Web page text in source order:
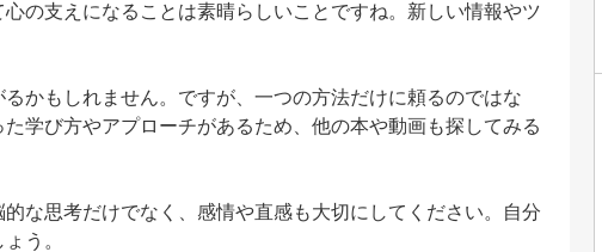
の支えになることは素晴らしいことですね。新しい情報やツ
かもしれません。ですが、一つの方法だけに頼るのではな
学び方やアプローチがあるため、他の本や動画も探してみる
な思考だけでなく、感情や直感も大切にしてください。自分
う。